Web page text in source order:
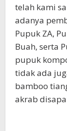
telah kami
adanya
Pupuk ZA,
Buah, serta
pupuk
tidak ada
bamboo
akrab